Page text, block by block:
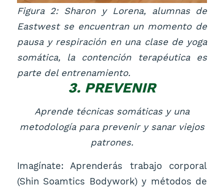
Figura 2: Sharon y Lorena, alumnas de
Eastwest se encuentran un momento de
pausa y respiración en una clase de yoga
somática, la contención terapéutica es
parte del entrenamiento.
3. PREVENIR
Aprende técnicas somáticas y una
metodología para prevenir y sanar viejos
patrones.
Imagínate: Aprenderás trabajo corporal
(Shin Soamtics Bodywork) y métodos de